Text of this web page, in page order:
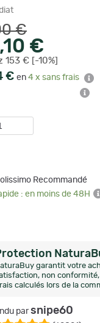
€
€
153 € [-10%]
€ en 4 x sans frais
Recommandé
: en moins de 48H
garantit votre
non
calculés lors de la
parsnipe60